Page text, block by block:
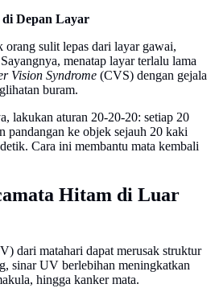
Depan Layar
orang sulit lepas dari layar gawai,
menatap layar terlalu lama
Vision Syndrome (CVS) dengan gejala
buram.
lakukan aturan 20-20-20: setiap 20
pandangan ke objek sejauh 20 kaki
Cara ini membantu mata kembali
Hitam di Luar
dari matahari dapat merusak struktur
sinar UV berlebihan meningkatkan
hingga kanker mata.